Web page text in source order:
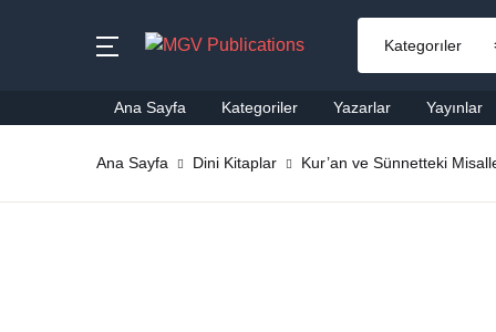
Ana Sayfa Kategoriler Yazarlar Yayınlar
Ana Sayfa Dini Kitaplar Kur’an ve Sünnetteki